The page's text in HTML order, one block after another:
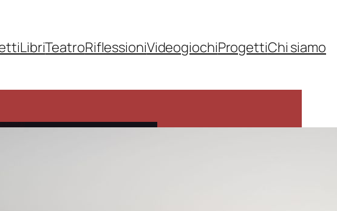
LibriTeatroRiflessioniVideogiochiProgettiChi siamo